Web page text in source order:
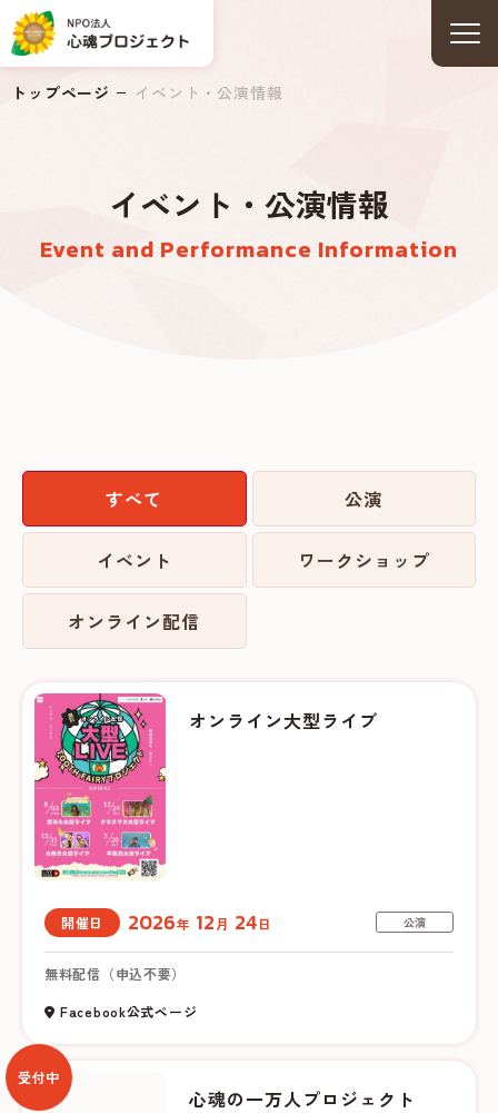
イベント・公演情報
Event and Performance Information
トップページ イベント・公演情報
すべて 公演
イベント ワークショップ
オンライン配信
オンライン大型ライブ
開催日 2026年 12 月 24日 公演
無料配信（申込不要）
Facebook公式ページ
心魂の一万人プロジェクト
受付中